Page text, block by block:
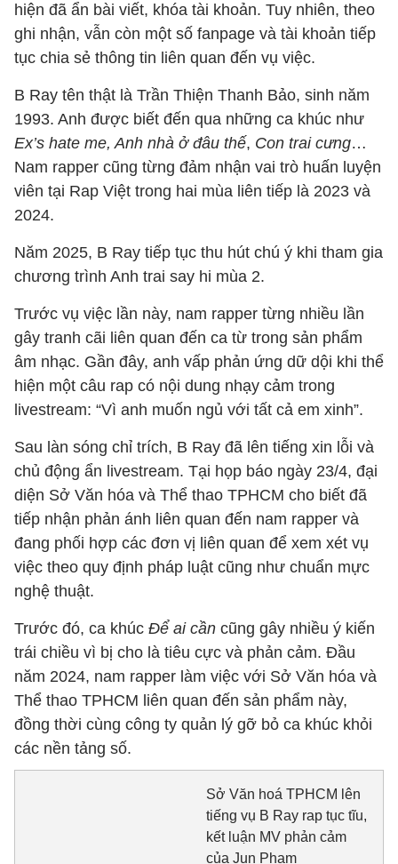
hiện đã ẩn bài viết, khóa tài khoản. Tuy nhiên, theo
ghi nhận, vẫn còn một số fanpage và tài khoản tiếp
tục chia sẻ thông tin liên quan đến vụ việc.
B Ray tên thật là Trần Thiện Thanh Bảo, sinh năm
1993. Anh được biết đến qua những ca khúc như
Ex’s hate me, Anh nhà ở đâu thế, Con trai cưng…
Nam rapper cũng từng đảm nhận vai trò huấn luyện
viên tại Rap Việt trong hai mùa liên tiếp là 2023 và
2024.
Năm 2025, B Ray tiếp tục thu hút chú ý khi tham gia
chương trình Anh trai say hi mùa 2.
Trước vụ việc lần này, nam rapper từng nhiều lần
gây tranh cãi liên quan đến ca từ trong sản phẩm
âm nhạc. Gần đây, anh vấp phản ứng dữ dội khi thể
hiện một câu rap có nội dung nhạy cảm trong
livestream: “Vì anh muốn ngủ với tất cả em xinh”.
Sau làn sóng chỉ trích, B Ray đã lên tiếng xin lỗi và
chủ động ẩn livestream. Tại họp báo ngày 23/4, đại
diện Sở Văn hóa và Thể thao TPHCM cho biết đã
tiếp nhận phản ánh liên quan đến nam rapper và
đang phối hợp các đơn vị liên quan để xem xét vụ
việc theo quy định pháp luật cũng như chuẩn mực
nghệ thuật.
Trước đó, ca khúc Để ai cần cũng gây nhiều ý kiến
trái chiều vì bị cho là tiêu cực và phản cảm. Đầu
năm 2024, nam rapper làm việc với Sở Văn hóa và
Thể thao TPHCM liên quan đến sản phẩm này,
đồng thời cùng công ty quản lý gỡ bỏ ca khúc khỏi
các nền tảng số.
Sở Văn hoá TPHCM lên
tiếng vụ B Ray rap tục tĩu,
kết luận MV phản cảm
của Jun Phạm